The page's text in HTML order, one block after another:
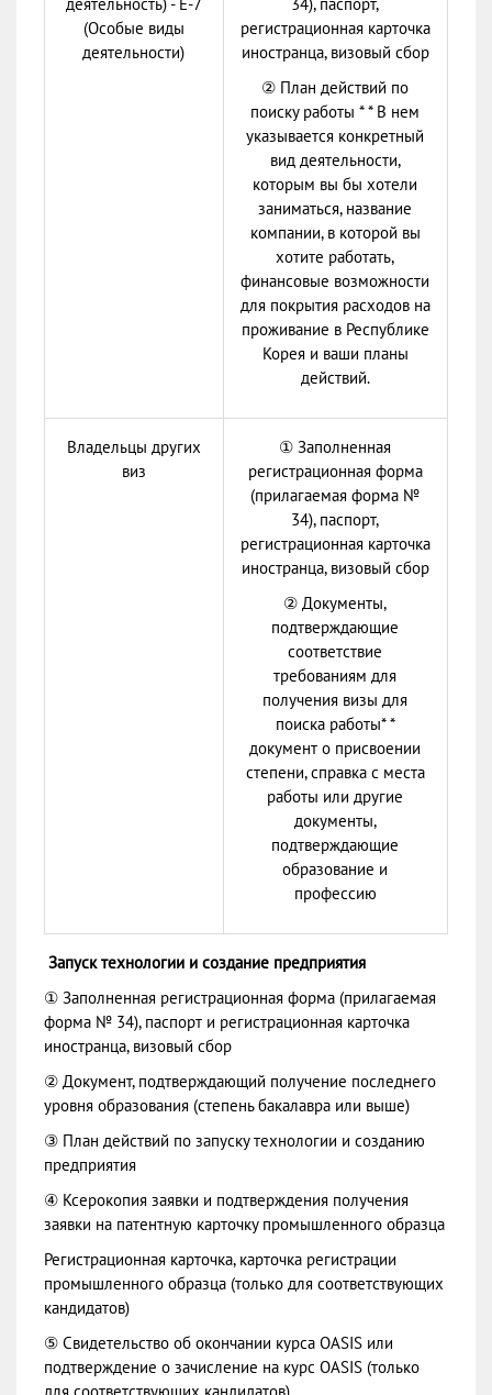
(Особые виды
деятельности)
регистрационная карточка
иностранца, визовый сбор
② План действий по
поиску работы * * В нем
указывается конкретный
вид деятельности,
которым вы бы хотели
заниматься, название
компании, в которой вы
хотите работать,
финансовые возможности
для покрытия расходов на
проживание в Республике
Корея и ваши планы
действий.
Владельцы других
виз
① Заполненная
регистрационная форма
(прилагаемая форма №
34), паспорт,
регистрационная карточка
иностранца, визовый сбор
② Документы,
подтверждающие
соответствие
требованиям для
получения визы для
поиска работы* *
документ о присвоении
степени, справка с места
работы или другие
документы,
подтверждающие
образование и
профессию
Запуск технологии и создание предприятия
① Заполненная регистрационная форма (прилагаемая
форма № 34), паспорт и регистрационная карточка
иностранца, визовый сбор
② Документ, подтверждающий получение последнего
уровня образования (степень бакалавра или выше)
③ План действий по запуску технологии и созданию
предприятия
④ Ксерокопия заявки и подтверждения получения
заявки на патентную карточку промышленного образца
Регистрационная карточка, карточка регистрации
промышленного образца (только для соответствующих
кандидатов)
⑤ Свидетельство об окончании курса OASIS или
подтверждение о зачисление на курс OASIS (только
для соответствующих кандидатов)